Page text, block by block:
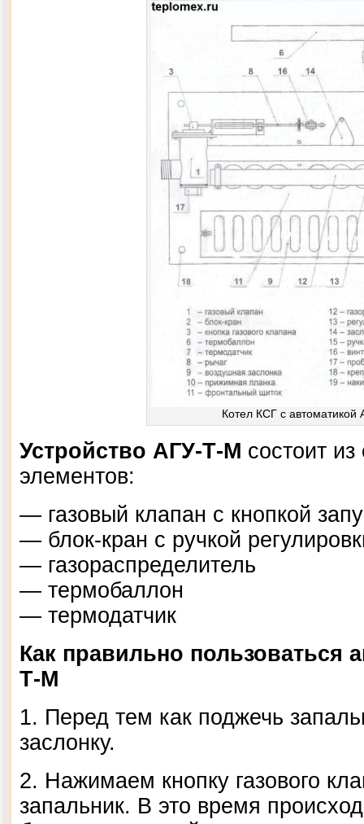
Котел КСГ с
Устройство АГУ-Т-М состоит
элементов:
— газовый клапан с кнопкой
— блок-кран с ручкой
— газораспределитель
— термобаллон
— термодатчик
Как правильно пользоваться
Т-М
1. Перед тем как поджечь
заслонку.
2. Нажимаем кнопку газового
запальник. В это время